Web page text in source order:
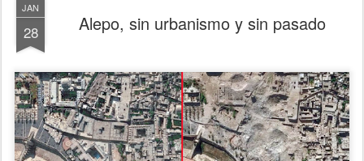
JAN
28 Alepo, sin urbanismo y sin pasado